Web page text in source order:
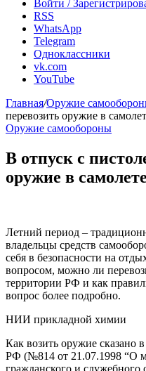
Войти /
RSS
WhatsApp
Telegram
Одноклассники
vk.com
YouTube
Главная/Оружие
перевозить оружие в
Оружие самообороны
В отпуск с
оружие в
Летний период –
владельцы средств
себя в безопасности на
вопросом, можно ли
территории РФ и как
вопрос более подробно.
НИИ прикладной химии
Как возить оружие сказано
РФ (№814 от 21.07.1998 “О
гражданского и